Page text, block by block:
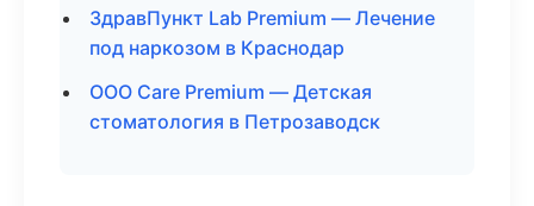
ЗдравПункт Lab Premium — Лечение
под наркозом в Краснодар
ООО Care Premium — Детская
стоматология в Петрозаводск